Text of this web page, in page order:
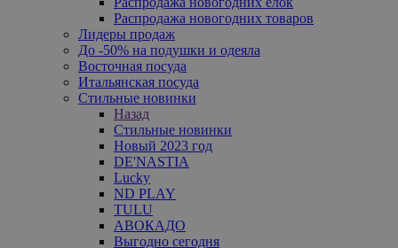
Распродажа новогодних товаров
Лидеры продаж
До -50% на подушки и одеяла
Восточная посуда
Итальянская посуда
Стильные новинки
Назад
Стильные новинки
Новый 2023 год
DE'NASTIA
Lucky
ND PLAY
TULU
АВОКАДО
Выгодно сегодня